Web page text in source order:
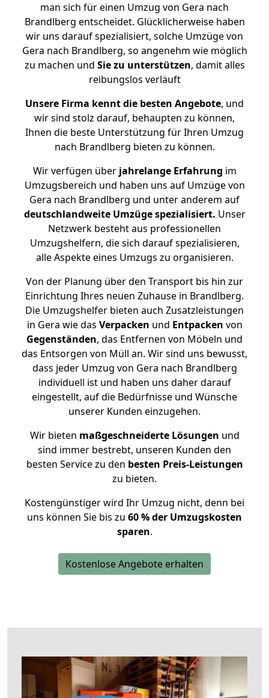
man sich für einen Umzug von Gera nach
Brandlberg entscheidet. Glücklicherweise haben
wir uns darauf spezialisiert, solche Umzüge von
Gera nach Brandlberg, so angenehm wie möglich
zu machen und Sie zu unterstützen, damit alles
reibungslos verläuft
Unsere Firma kennt die besten Angebote, und
wir sind stolz darauf, behaupten zu können,
Ihnen die beste Unterstützung für Ihren Umzug
nach Brandlberg bieten zu können.
Wir verfügen überjahrelange Erfahrung im
Umzugsbereich und haben uns auf Umzüge von
Gera nach Brandlberg und unter anderem auf
deutschlandweite Umzüge spezialisiert. Unser
Netzwerk besteht aus professionellen
Umzugshelfern, die sich darauf spezialisieren,
alle Aspekte eines Umzugs zu organisieren.
Von der Planung über den Transport bis hin zur
Einrichtung Ihres neuen Zuhause in Brandlberg.
Die Umzugshelfer bieten auch Zusatzleistungen
in Gera wie das Verpacken und Entpacken von
Gegenständen, das Entfernen von Möbeln und
das Entsorgen von Müll an. Wir sind uns bewusst,
dass jeder Umzug von Gera nach Brandlberg
individuell ist und haben uns daher darauf
eingestellt, auf die Bedürfnisse und Wünsche
unserer Kunden einzugehen.
Wir bieten maßgeschneiderte Lösungen und
sind immer bestrebt, unseren Kunden den
besten Service zu den besten Preis-Leistungen
zu bieten.
Kostengünstiger wird Ihr Umzug nicht, denn bei
uns können Sie bis zu 60 % der Umzugskosten
sparen.
Kostenlose Angebote erhalten